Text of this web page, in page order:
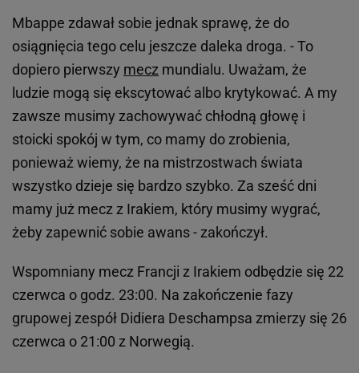
Mbappe zdawał sobie jednak sprawę, że do
osiągnięcia tego celu jeszcze daleka droga. - To
dopiero pierwszy mecz mundialu. Uważam, że
ludzie mogą się ekscytować albo krytykować. A my
zawsze musimy zachowywać chłodną głowę i
stoicki spokój w tym, co mamy do zrobienia,
ponieważ wiemy, że na mistrzostwach świata
wszystko dzieje się bardzo szybko. Za sześć dni
mamy już mecz z Irakiem, który musimy wygrać,
żeby zapewnić sobie awans - zakończył.
Wspomniany mecz Francji z Irakiem odbędzie się 22
czerwca o godz. 23:00. Na zakończenie fazy
grupowej zespół Didiera Deschampsa zmierzy się 26
czerwca o 21:00 z Norwegią.